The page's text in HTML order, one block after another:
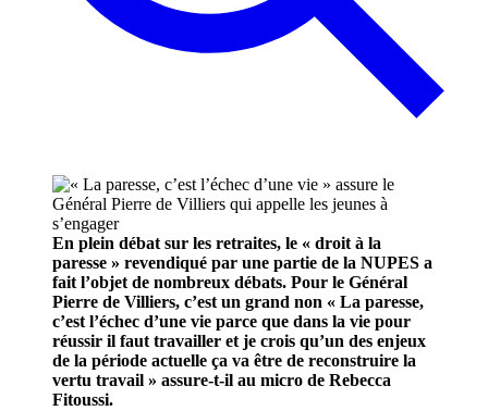
En plein débat sur les retraites, le « droit à la
paresse » revendiqué par une partie de la NUPES a
fait l’objet de nombreux débats. Pour le Général
Pierre de Villiers, c’est un grand non « La paresse,
c’est l’échec d’une vie parce que dans la vie pour
réussir il faut travailler et je crois qu’un des enjeux
de la période actuelle ça va être de reconstruire la
vertu travail » assure-t-il au micro de Rebecca
Fitoussi.